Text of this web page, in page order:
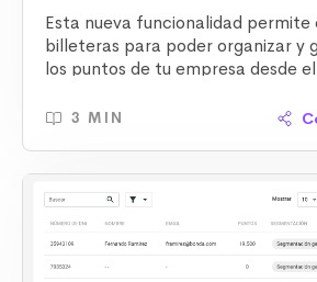
Esta nueva funcionalidad permite
billeteras para poder organizar y
los puntos de tu empresa desde el
3 MIN